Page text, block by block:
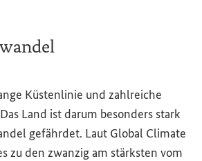
Küstenlinie und zahlreiche
Land ist darum besonders stark
gefährdet. Laut Global Climate
zu den zwanzig am stärksten vom